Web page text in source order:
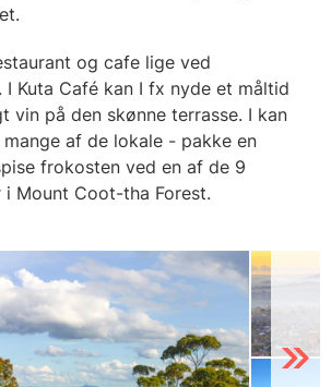
og cafe lige ved
I Kuta Café kan I fx nyde et måltid
vin på den skønne terrasse. I kan
af de lokale - pakke en
frokosten ved en af de 9
Mount Coot-tha Forest.
Next